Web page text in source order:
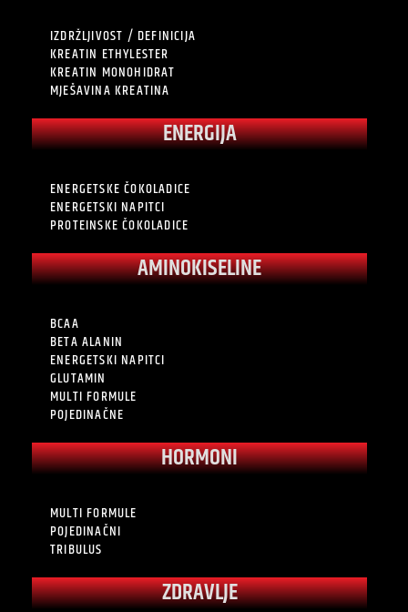
IZDRŽLJIVOST / DEFINICIJA
KREATIN ETHYLESTER
KREATIN MONOHIDRAT
MJEŠAVINA KREATINA
ENERGIJA
ENERGETSKE ČOKOLADICE
ENERGETSKI NAPITCI
PROTEINSKE ČOKOLADICE
AMINOKISELINE
BCAA
BETA ALANIN
ENERGETSKI NAPITCI
GLUTAMIN
MULTI FORMULE
POJEDINAČNE
HORMONI
MULTI FORMULE
POJEDINAČNI
TRIBULUS
ZDRAVLJE